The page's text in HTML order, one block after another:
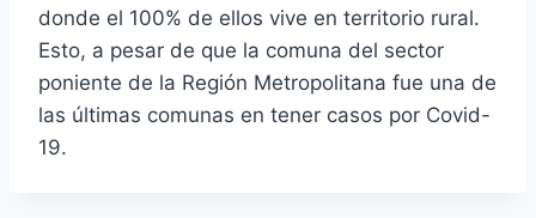
donde el 100% de ellos vive en territorio rural.
Esto, a pesar de que la comuna del sector
poniente de la Región Metropolitana fue una de
las últimas comunas en tener casos por Covid-
19.